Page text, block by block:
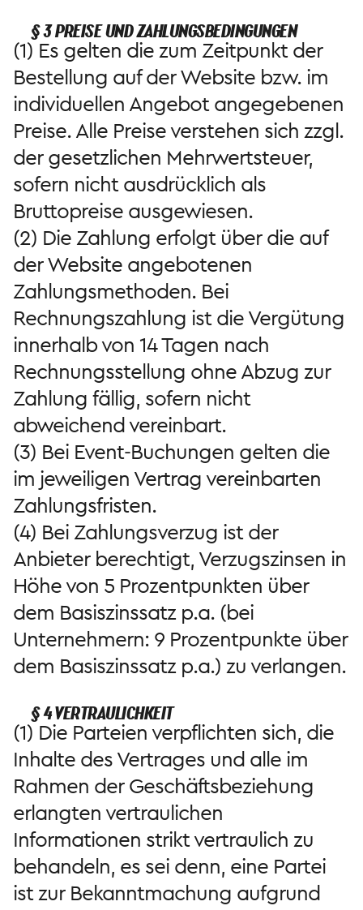
§ 3 PREISE UND ZAHLUNGSBEDINGUNGEN
(1) Es gelten die zum Zeitpunkt der
Bestellung auf der Website bzw. im
individuellen Angebot angegebenen
Preise. Alle Preise verstehen sich zzgl.
der gesetzlichen Mehrwertsteuer,
sofern nicht ausdrücklich als
Bruttopreise ausgewiesen.
(2) Die Zahlung erfolgt über die auf
der Website angebotenen
Zahlungsmethoden. Bei
Rechnungszahlung ist die Vergütung
innerhalb von 14 Tagen nach
Rechnungsstellung ohne Abzug zur
Zahlung fällig, sofern nicht
abweichend vereinbart.
(3) Bei Event-Buchungen gelten die
im jeweiligen Vertrag vereinbarten
Zahlungsfristen.
(4) Bei Zahlungsverzug ist der
Anbieter berechtigt, Verzugszinsen in
Höhe von 5 Prozentpunkten über
dem Basiszinssatz p.a. (bei
Unternehmern: 9 Prozentpunkte über
dem Basiszinssatz p.a.) zu verlangen.
§ 4 VERTRAULICHKEIT
(1) Die Parteien verpflichten sich, die
Inhalte des Vertrages und alle im
Rahmen der Geschäftsbeziehung
erlangten vertraulichen
Informationen strikt vertraulich zu
behandeln, es sei denn, eine Partei
ist zur Bekanntmachung aufgrund